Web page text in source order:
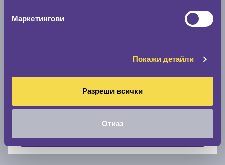
Маркетингови
Покажи детайли
Разреши всички
Отказ
Покажи гуми